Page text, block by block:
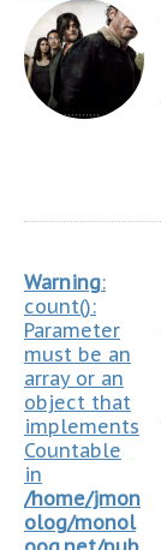
Warning:
count():
Parameter
must be an
array or an
object that
implements
Countable
in
/home/jmon
olog/monol